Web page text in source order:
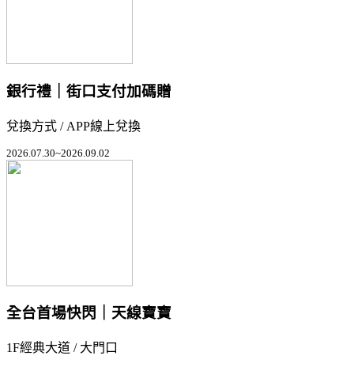
銀行禮｜街口支付加碼贈
兌換方式 / APP線上兌換
2026.07.30~2026.09.02
全台首場快閃｜天線寶寶
1F經典大道 / 大門口